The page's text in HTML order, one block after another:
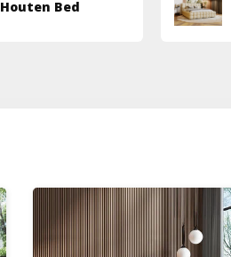
Houten Bed